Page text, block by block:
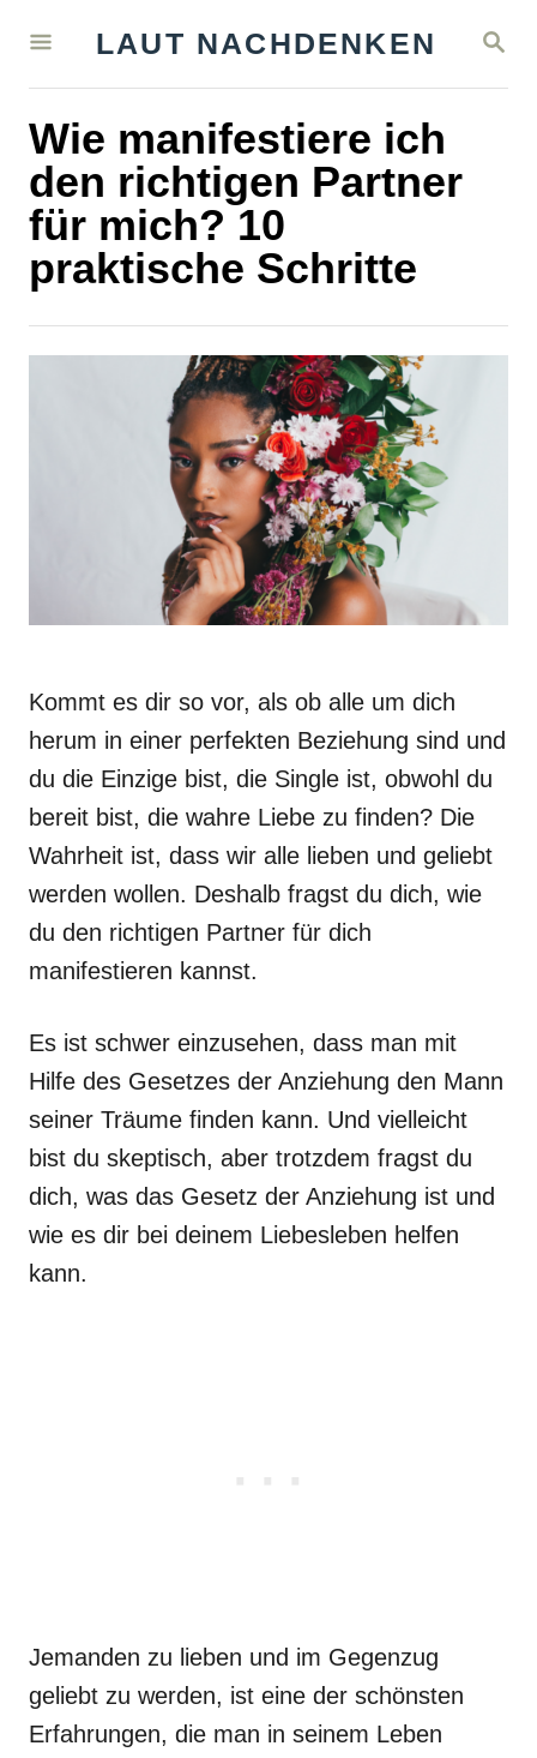
S
A
LAUT NACHDENKEN
Wie manifestiere ich
den richtigen Partner
für mich? 10
praktische Schritte
Kommt es dir so vor, als ob alle um dich
herum in einer perfekten Beziehung sind und
du die Einzige bist, die Single ist, obwohl du
bereit bist, die wahre Liebe zu finden? Die
Wahrheit ist, dass wir alle lieben und geliebt
werden wollen. Deshalb fragst du dich, wie
du den richtigen Partner für dich
manifestieren kannst.
Es ist schwer einzusehen, dass man mit
Hilfe des Gesetzes der Anziehung den Mann
seiner Träume finden kann. Und vielleicht
bist du skeptisch, aber trotzdem fragst du
dich, was das Gesetz der Anziehung ist und
wie es dir bei deinem Liebesleben helfen
kann.
Jemanden zu lieben und im Gegenzug
geliebt zu werden, ist eine der schönsten
Erfahrungen, die man in seinem Leben